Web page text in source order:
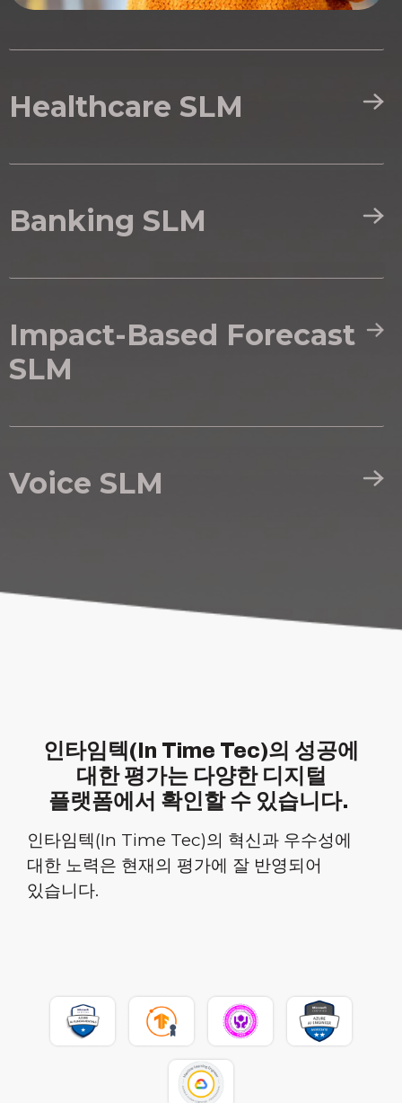
Healthcare SLM
Banking SLM
Impact-Based Forecast
SLM
Voice SLM
인타임텍(In Time Tec)의 성공에
대한 평가는 다양한 디지털
플랫폼에서 확인할 수 있습니다.
인타임텍(In Time Tec)의 혁신과 우수성에
대한 노력은 현재의 평가에 잘 반영되어
있습니다.